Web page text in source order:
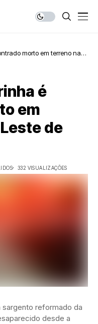
morto em terreno na
é
em
de
332 VISUALIZAÇÕES
reformado da
desde a